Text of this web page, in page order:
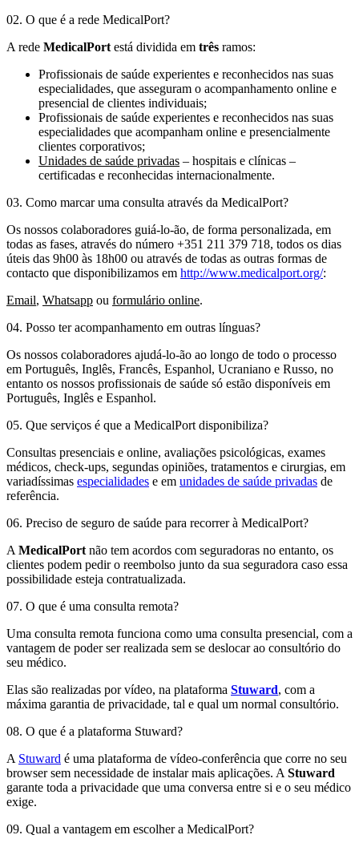
02. O que é a rede MedicalPort?
A rede MedicalPort está dividida em três ramos:
Profissionais de saúde experientes e reconhecidos nas suas
especialidades, que asseguram o acompanhamento online e
presencial de clientes individuais;
Profissionais de saúde experientes e reconhecidos nas suas
especialidades que acompanham online e presencialmente
clientes corporativos;
Unidades de saúde privadas – hospitais e clínicas –
certificadas e reconhecidas internacionalmente.
03. Como marcar uma consulta através da MedicalPort?
Os nossos colaboradores guiá-lo-ão, de forma personalizada, em
todas as fases, através do número +351 211 379 718, todos os dias
úteis das 9h00 às 18h00 ou através de todas as outras formas de
contacto que disponibilizamos em http://www.medicalport.org/:
Email, Whatsapp ou formulário online.
04. Posso ter acompanhamento em outras línguas?
Os nossos colaboradores ajudá-lo-ão ao longo de todo o processo
em Português, Inglês, Francês, Espanhol, Ucraniano e Russo, no
entanto os nossos profissionais de saúde só estão disponíveis em
Português, Inglês e Espanhol.
05. Que serviços é que a MedicalPort disponibiliza?
Consultas presenciais e online, avaliações psicológicas, exames
médicos, check-ups, segundas opiniões, tratamentos e cirurgias, em
variadíssimas especialidades e em unidades de saúde privadas de
referência.
06. Preciso de seguro de saúde para recorrer à MedicalPort?
A MedicalPort não tem acordos com seguradoras no entanto, os
clientes podem pedir o reembolso junto da sua seguradora caso essa
possibilidade esteja contratualizada.
07. O que é uma consulta remota?
Uma consulta remota funciona como uma consulta presencial, com a
vantagem de poder ser realizada sem se deslocar ao consultório do
seu médico.
Elas são realizadas por vídeo, na plataforma Stuward, com a
máxima garantia de privacidade, tal e qual um normal consultório.
08. O que é a plataforma Stuward?
A Stuward é uma plataforma de vídeo-conferência que corre no seu
browser sem necessidade de instalar mais aplicações. A Stuward
garante toda a privacidade que uma conversa entre si e o seu médico
exige.
09. Qual a vantagem em escolher a MedicalPort?